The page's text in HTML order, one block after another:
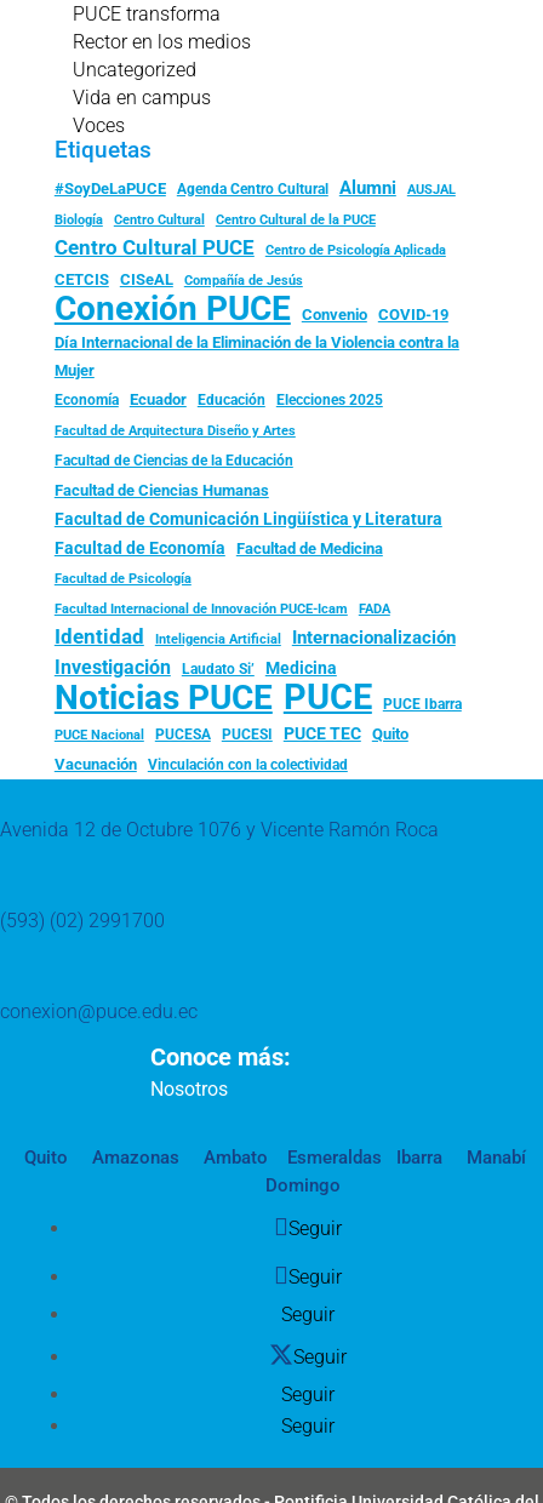
PUCE transforma
Rector en los medios
Uncategorized
Vida en campus
Voces
Etiquetas
#SoyDeLaPUCE Agenda Centro Cultural Alumni
AUSJAL
Biología
Centro Cultural Centro Cultural de la PUCE
Centro Cultural PUCE Centro de Psicología Aplicada
CETCIS CISeAL Compañía de Jesús
Conexión PUCE Convenio
COVID-19
Día Internacional de la Eliminación de la Violencia contra la
Mujer
Economía Ecuador Educación Elecciones 2025
Facultad de Arquitectura Diseño y Artes
Facultad de Ciencias de la Educación
Facultad de Ciencias Humanas
Facultad de Comunicación Lingüística y Literatura
Facultad de Economía Facultad de Medicina
Facultad de Psicología
Facultad Internacional de Innovación PUCE-Icam FADA
Identidad Inteligencia Artificial Internacionalización
Investigación Laudato Si’ Medicina
Noticias PUCE PUCE PUCE Ibarra
PUCE Nacional PUCESA PUCESI PUCE TEC
Quito
Vacunación
Vinculación con la colectividad
Avenida 12 de Octubre 1076 y Vicente Ramón Roca
(593) (02) 2991700
conexion@puce.edu.ec
Conoce más:
Nosotros
Quito Amazonas Ambato Esmeraldas Ibarra
Manabí
Domingo
Seguir
Seguir
Seguir
Seguir
Seguir
Seguir